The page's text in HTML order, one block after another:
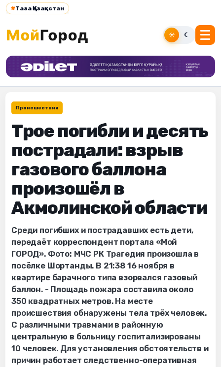
#Таза Қазақстан
☀ ☾
Происшествия
Трое погибли и десять
пострадали: взрыв
газового баллона
произошёл в
Акмолинской области
Среди погибших и пострадавших есть дети,
передаёт корреспондент портала «Мой
ГОРОД». Фото: МЧС РК Трагедия произошла в
посёлке Шортанды. В 21:38 16 ноября в
квартире барачного типа взорвался газовый
баллон. - Площадь пожара составила около
350 квадратных метров. На месте
происшествия обнаружены тела трёх человек.
С различными травмами в районную
центральную в больницу госпитализированы
10 человек. Для установления обстоятельств и
причин работает следственно-оперативная